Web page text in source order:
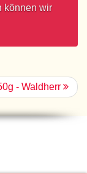
können wir
- Waldherr